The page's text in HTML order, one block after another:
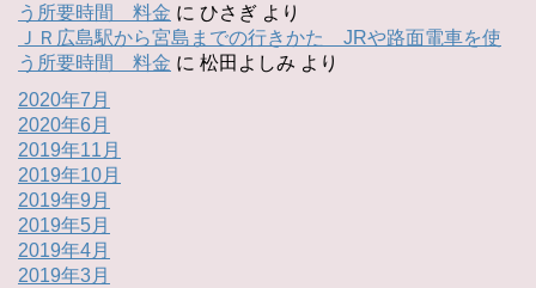
う所要時間 料金 に ひさぎ より
ＪＲ広島駅から宮島までの行きかた JRや路面電車を使
う所要時間 料金 に 松田よしみ より
2020年7月
2020年6月
2019年11月
2019年10月
2019年9月
2019年5月
2019年4月
2019年3月